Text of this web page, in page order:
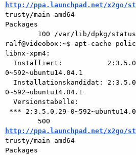
http://ppa.launchpad.net/x2go/
trusty/main amd64
Packages
ralf@videobox:~$ apt-cache
libnx-xpm4:
0~592~ubuntu14.04.1
0~592~ubuntu14.04.1
http://ppa.launchpad.net/x2go/
trusty/main amd64
Packages